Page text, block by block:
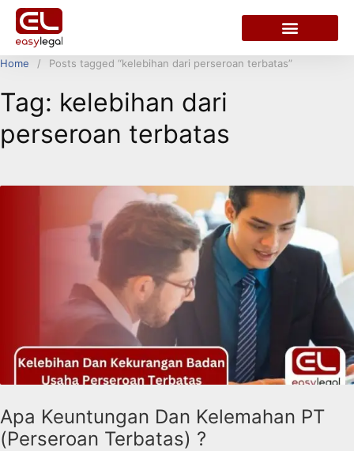
Home Posts tagged “kelebihan dari perseroan terbatas”
Tag: kelebihan dari
perseroan terbatas
Apa Keuntungan Dan Kelemahan PT
(Perseroan Terbatas) ?